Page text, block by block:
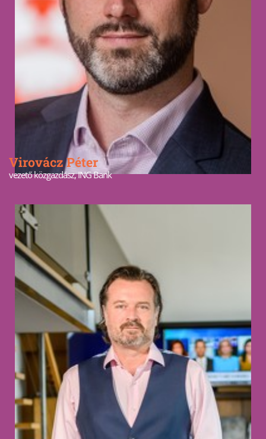
Virovácz Péter
vezető közgazdász, ING Bank